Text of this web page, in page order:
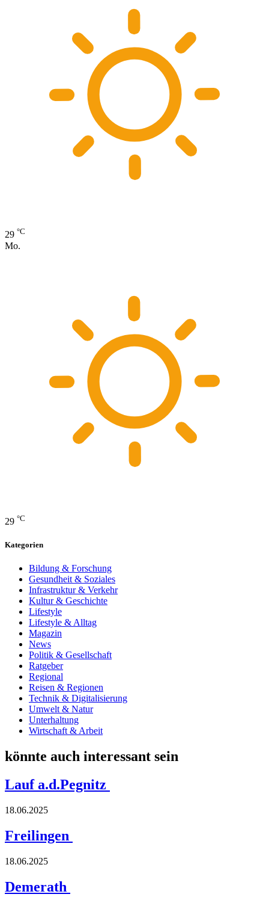
29 °C
Mo.
29 °C
Kategorien
Bildung & Forschung
Gesundheit & Soziales
Infrastruktur & Verkehr
Kultur & Geschichte
Lifestyle
Lifestyle & Alltag
Magazin
News
Politik & Gesellschaft
Ratgeber
Regional
Reisen & Regionen
Technik & Digitalisierung
Umwelt & Natur
Unterhaltung
Wirtschaft & Arbeit
könnte auch interessant sein
Lauf a.d.Pegnitz
18.06.2025
Freilingen
18.06.2025
Demerath